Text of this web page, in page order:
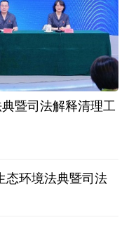
钱如何用在刀刃上
间网络消费陷阱
天单日票房破亿
国主义侵略罪行
暨司法解释清理工
态环境法典暨司法